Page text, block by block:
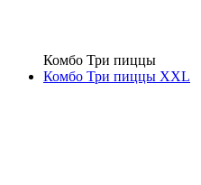
Комбо Три пиццы
Комбо Три пиццы XXL